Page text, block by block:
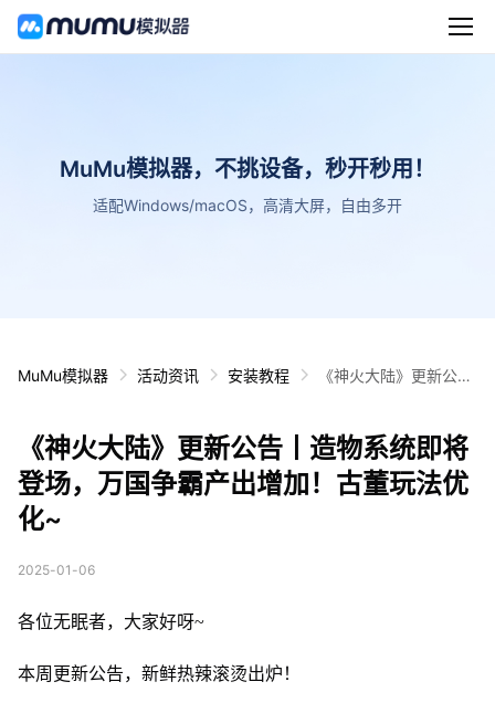
MuMu模拟器，不挑设备，秒开秒用！
适配Windows/macOS，高清大屏，自由多开
MuMu模拟器 活动资讯 安装教程
《神火大陆》更新公告
董玩法优化~
《神火大陆》更新公告丨造物系统即将
登场，万国争霸产出增加！古董玩法优
化~
2025-01-06
各位无眠者，大家好呀~
本周更新公告，新鲜热辣滚烫出炉！